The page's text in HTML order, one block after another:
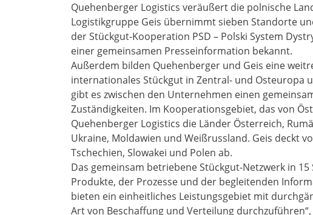
Quehenberger Logistics veräußert die polnische
Logistikgruppe Geis übernimmt sieben Standorte
der Stückgut-Kooperation PSD – Polski System
einer gemeinsamen Presseinformation bekannt.
Außerdem bilden Quehenberger und Geis eine
internationales Stückgut in Zentral- und Osteuropa
gibt es zwischen den Unternehmen einen
Zuständigkeiten. Im Kooperationsgebiet, das von
Quehenberger Logistics die Länder Österreich,
Ukraine, Moldawien und Weißrussland. Geis deckt
Tschechien, Slowakei und Polen ab.
Das gemeinsam betriebene Stückgut-Netzwerk in
Produkte, der Prozesse und der begleitenden
bieten ein einheitliches Leistungsgebiet mit
Art von Beschaffung und Verteilung